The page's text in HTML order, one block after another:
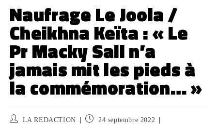
Naufrage Le Joola /
Cheikhna Keïta : « Le
Pr Macky Sall n’a
jamais mit les pieds à
la commémoration… »
LA REDACTION
24 septembre 2022